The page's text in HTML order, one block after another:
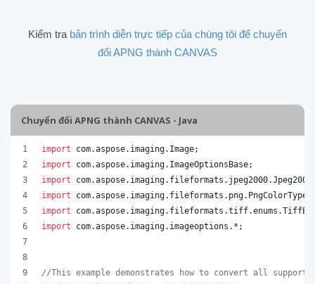
Kiểm tra bản trình diễn trực tiếp của chúng tôi để chuyển
đổi APNG thành CANVAS
Chuyển đổi APNG thành CANVAS - Java
import com.aspose. imaging. Image;
import
com.aspose. imaging. ImageOptionsBase;
import
com.aspose. imaging. fileformats . jpeg2000.
import
com.aspose. imaging. fileformats . png. PngColorType
import
com.aspose. imaging. fileformats .tiff.enums .
import
com.aspose. imaging. imageoptions .*;
//This example demonstrates how to convert all